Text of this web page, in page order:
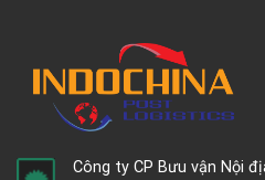
Công ty CP Bưu vận Nội